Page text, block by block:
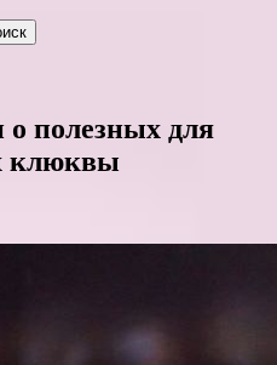
о полезных для
клюквы